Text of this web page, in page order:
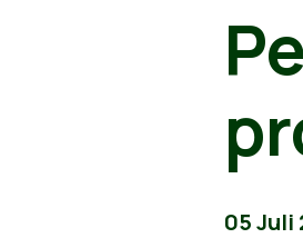
05 Juli